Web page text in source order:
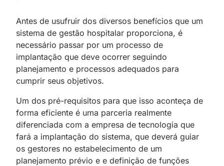
Antes de usufruir dos diversos benefícios que um
sistema de gestão hospitalar proporciona, é
necessário passar por um processo de
implantação que deve ocorrer seguindo
planejamento e processos adequados para
cumprir seus objetivos.
Um dos pré-requisitos para que isso aconteça de
forma eficiente é uma parceria realmente
diferenciada com a empresa de tecnologia que
fará a implantação do sistema, que deverá guiar
os gestores no estabelecimento de um
planejamento prévio e e definição de funções